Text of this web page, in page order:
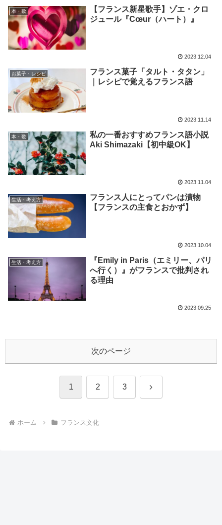
本・歌
【フランス新星歌手】ゾエ・クロ
ジュール『Cœur（ハート）』
2023.12.04
お菓子・レシピ
フランス菓子「タルト・タタン」
｜レシピで覚えるフランス語
2023.11.14
本・歌
私の一番おすすめフランス語小説
Aki Shimazaki【初中級OK】
2023.11.04
生活・考え方
フランス人にとってパンは漬物
【フランスの主食とおかず】
2023.10.04
生活・考え方
『Emily in Paris（エミリー、パリ
へ行く）』がフランスで批判され
る理由
2023.09.25
次のページ
1 2 3 次
ホーム フランス文化